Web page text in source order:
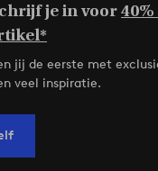
je in voor
jij de eerste met
veel inspiratie.